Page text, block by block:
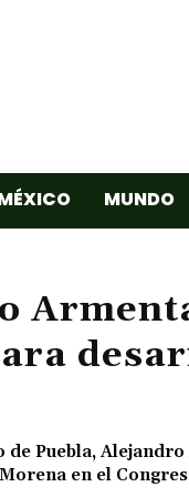
MUNDO
de Puebla,
en el